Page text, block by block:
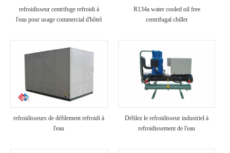
refroidisseur centrifuge refroidi à
l'eau pour usage commercial d'hôtel
R134a water cooled oil free
centrifugal chiller
refroidisseurs de défilement refroidi à
l'eau
Défilez le refroidisseur industriel à
refroidissement de l'eau